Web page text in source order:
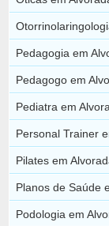
Pedagogia em
Pedagogo em
Pediatra em
Personal Trainer
Pilates em
Planos de Saúde
Podologia em